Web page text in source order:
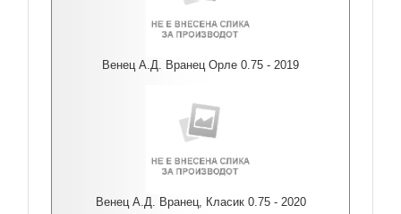
Венец А.Д. Вранец Орле 0.75 - 2019
Венец А.Д. Вранец, Класик 0.75 - 2020